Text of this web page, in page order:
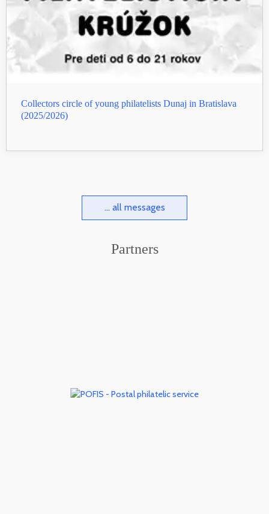
Collectors circle of young philatelists Dunaj in Bratislava
(2025/2026)
... all messages
Partners